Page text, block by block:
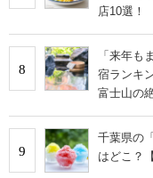
店10選！
8
「来年も
宿ランキ
富士山の
9
千葉県の
はどこ？